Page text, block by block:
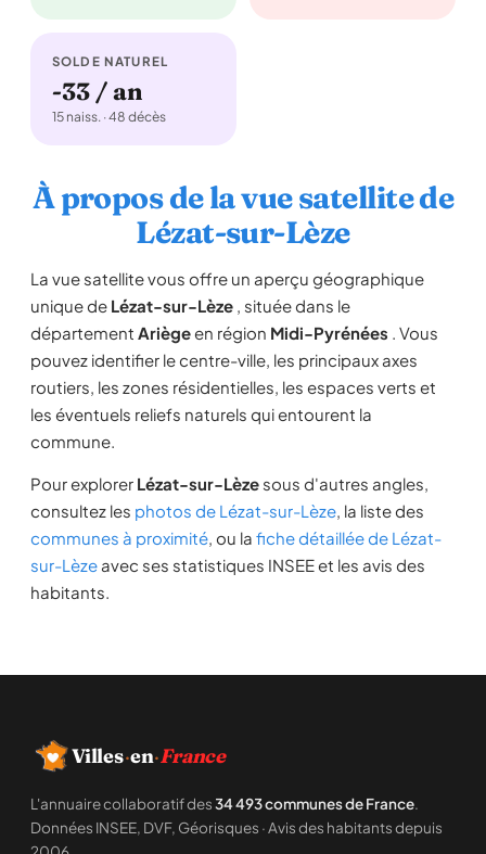
SOLDE NATUREL
-33 / an
15 naiss. · 48 décès
À propos de la vue satellite de
Lézat-sur-Lèze
La vue satellite vous offre un aperçu géographique
unique de Lézat-sur-Lèze , située dans le
département Ariègeen région Midi-Pyrénées . Vous
pouvez identifier le centre-ville, les principaux axes
routiers, les zones résidentielles, les espaces verts et
les éventuels reliefs naturels qui entourent la
commune.
Pour explorer Lézat-sur-Lèze sous d'autres angles,
consultez les photos de Lézat-sur-Lèze, la liste des
communes à proximité, ou la fiche détaillée de Lézat-
sur-Lèze avec ses statistiques INSEE et les avis des
habitants.
Villes·en·France
L'annuaire collaboratif des34 493 communes de France.
Données INSEE, DVF, Géorisques · Avis des habitants depuis